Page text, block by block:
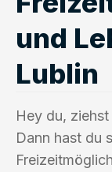
und
Lublin
Hey du,
Dann hast du